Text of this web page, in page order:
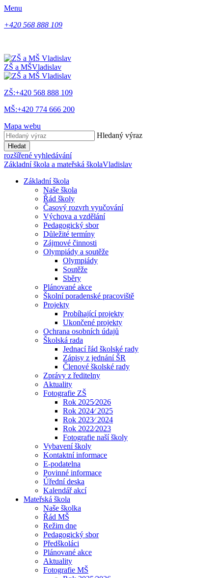
Menu
+420 568 888 109
ZŠ a MŠVladislav
ZŠ:+420 568 888 109
MŠ:+420 774 666 200
Mapa webu
Hledaný výraz
Hledat
rozšířené vyhledávání
Základní škola a mateřská školaVladislav
Základní škola
Naše škola
Řád školy
Časový rozvrh vyučování
Výchova a vzdělání
Pedagogický sbor
Důležité termíny
Zájmové činnosti
Olympiády a soutěže
Olympiády
Soutěže
Sběry
Plánované akce
Školní poradenské pracoviště
Projekty
Probíhající projekty
Ukončené projekty
Ochrana osobních údajů
Školská rada
Jednací řád školské rady
Zápisy z jednání ŠR
Členové školské rady
Zprávy z ředitelny
Aktuality
Fotografie ZŠ
Rok 2025⁄2026
Rok 2024⁄ 2025
Rok 2023⁄ 2024
Rok 2022⁄2023
Fotografie naší školy
Vybavení školy
Kontaktní informace
E-podatelna
Povinné informace
Úřední deska
Kalendář akcí
Mateřská škola
Naše školka
Řád MŠ
Režim dne
Pedagogický sbor
Předškoláci
Plánované akce
Aktuality
Fotografie MŠ